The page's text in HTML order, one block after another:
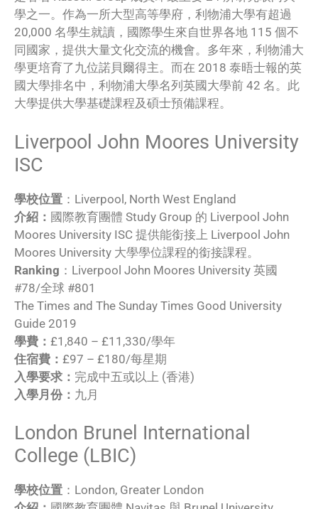
學之一。作為一所大型高等學府，利物浦大學有超過
20,000 名學生就讀，國際學生來自世界各地 115 個不
同國家，提供大量文化交流的機會。多年來，利物浦大
學更培育了九位諾貝爾得主。而在 2018 泰晤士報的英
國大學排名中，利物浦大學名列英國大學前 42 名。此
大學提供大學基礎課程及碩士預備課程。
Liverpool John Moores University
ISC
學校位置 ：Liverpool, North West England
介紹： 國際教育團體 Study Group 的 Liverpool John
Moores University ISC 提供能銜接上 Liverpool John
Moores University 大學學位課程的銜接課程。
Ranking ：Liverpool John Moores University 英國
#78/全球 #801
The Times and The Sunday Times Good University
Guide 2019
學費： £1,840 – £11,330/學年
住宿費： £97 – £180/每星期
入學要求： 完成中五或以上 (香港)
入學月份： 九月
London Brunel International
College (LBIC)
學校位置 ：London, Greater London